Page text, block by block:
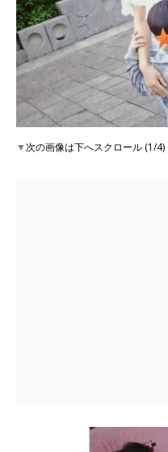
▼次の画像は下へスクロール (1/4)